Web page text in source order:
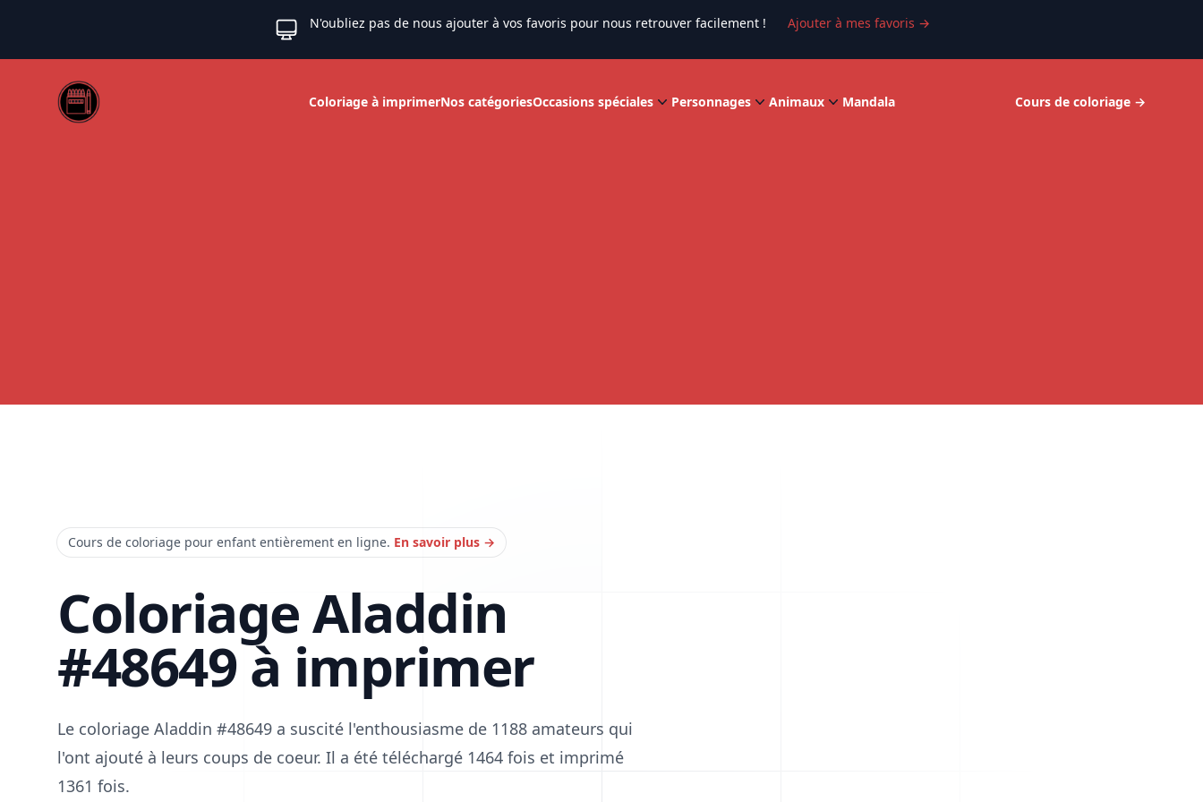
N'oubliez pas de nous ajouter à vos favoris pour nous retrouver facilement ! Ajouter à mes favoris →
Web coloriage
Coloriage à imprimerNos catégoriesOccasions spéciales Personnages Animaux Mandala Cours de coloriage →
Cours de coloriage pour enfant entièrement en ligne. En savoir plus →
Coloriage Aladdin
#48649 à imprimer
Le coloriage Aladdin #48649 a suscité l'enthousiasme de 1188 amateurs qui
l'ont ajouté à leurs coups de coeur. Il a été téléchargé 1464 fois et imprimé
1361 fois.